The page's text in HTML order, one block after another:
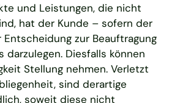
und Leistungen, die nicht
hat der Kunde – sofern der
zur Beauftragung
darzulegen. Diesfalls können
Stellung nehmen. Verletzt
sind derartige
soweit diese nicht